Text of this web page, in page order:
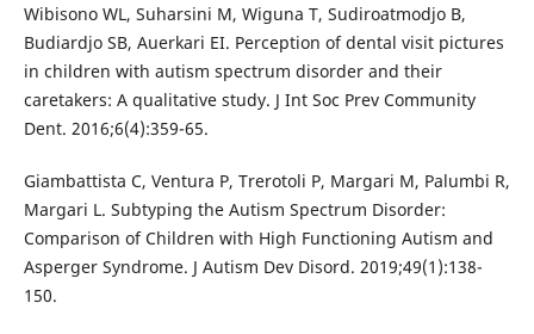
Wibisono WL, Suharsini M, Wiguna T, Sudiroatmodjo B,
Budiardjo SB, Auerkari EI. Perception of dental visit pictures
in children with autism spectrum disorder and their
caretakers: A qualitative study. J Int Soc Prev Community
Dent. 2016;6(4):359-65.
Giambattista C, Ventura P, Trerotoli P, Margari M, Palumbi R,
Margari L. Subtyping the Autism Spectrum Disorder:
Comparison of Children with High Functioning Autism and
Asperger Syndrome. J Autism Dev Disord. 2019;49(1):138-
150.